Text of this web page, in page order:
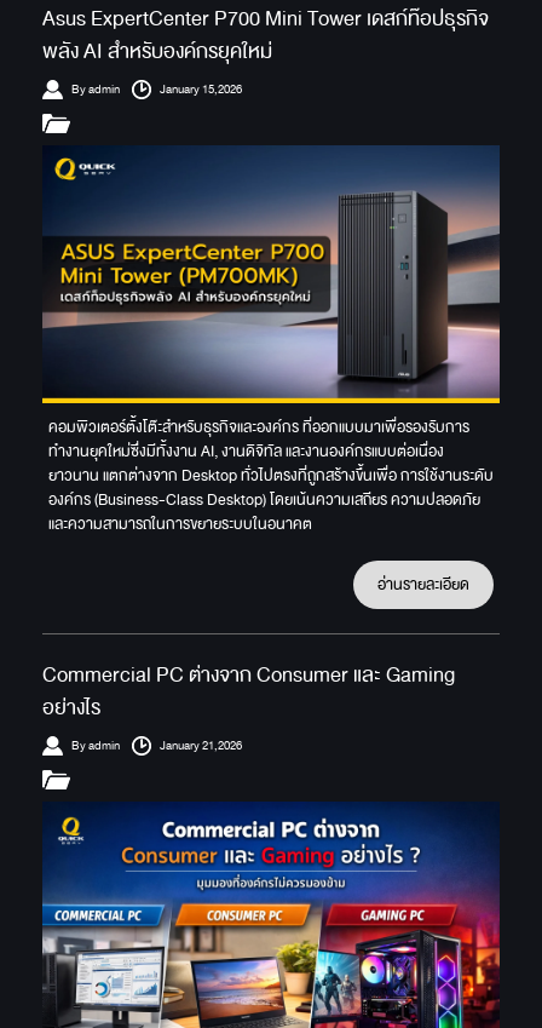
Asus ExpertCenter P700 Mini Tower เดสก์ท๊อปธุรกิจ
พลัง AI สำหรับองค์กรยุคใหม่
By admin January 15,2026
คอมพิวเตอร์ตั้งโต๊ะสำหรับธุรกิจและองค์กร ที่ออกแบบมาเพื่อรองรับการ
ทำงานยุคใหม่ซึ่งมีทั้งงาน AI, งานดิจิทัล และงานองค์กรแบบต่อเนื่อง
ยาวนาน แตกต่างจาก Desktop ทั่วไปตรงที่ถูกสร้างขึ้นเพื่อ การใช้งานระดับ
องค์กร (Business-Class Desktop) โดยเน้นความเสถียร ความปลอดภัย
และความสามารถในการขยายระบบในอนาคต
อ่านรายละเอียด
Commercial PC ต่างจาก Consumer และ Gaming
อย่างไร
By admin January 21,2026